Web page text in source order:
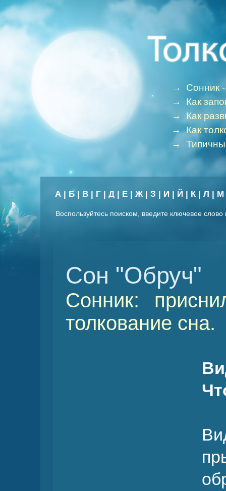
→ Сонник
→ Как
→ Как
→Как
→
А | Б| В | Г | Д | Е | Ж| З | И | Й | К| Л | М
Воспользуйтесь поиском, введите ключевое
Сон "Обруч"
Сонник:
толкование сна.